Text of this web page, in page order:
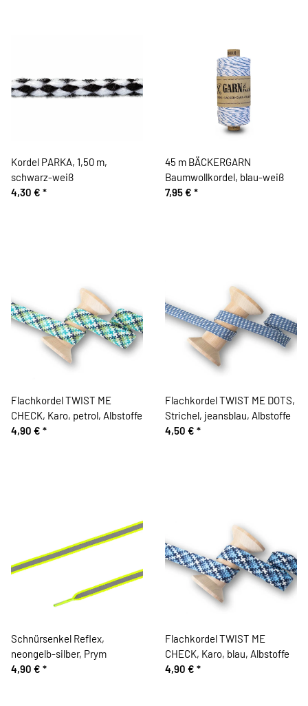
Kordel PARKA, 1,50 m,
schwarz-weiß
4,30 € *
45 m BÄCKERGARN
Baumwollkordel, blau-weiß
7,95 € *
Flachkordel TWIST ME
CHECK, Karo, petrol, Albstoffe
4,90 € *
Flachkordel TWIST ME DOTS,
Strichel, jeansblau, Albstoffe
4,50 € *
Schnürsenkel Reflex,
neongelb-silber, Prym
4,90 € *
Flachkordel TWIST ME
CHECK, Karo, blau, Albstoffe
4,90 € *